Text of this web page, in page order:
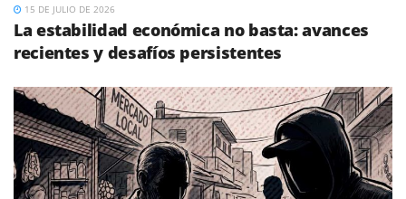
15 DE JULIO DE 2026
La estabilidad económica no basta: avances
recientes y desafíos persistentes